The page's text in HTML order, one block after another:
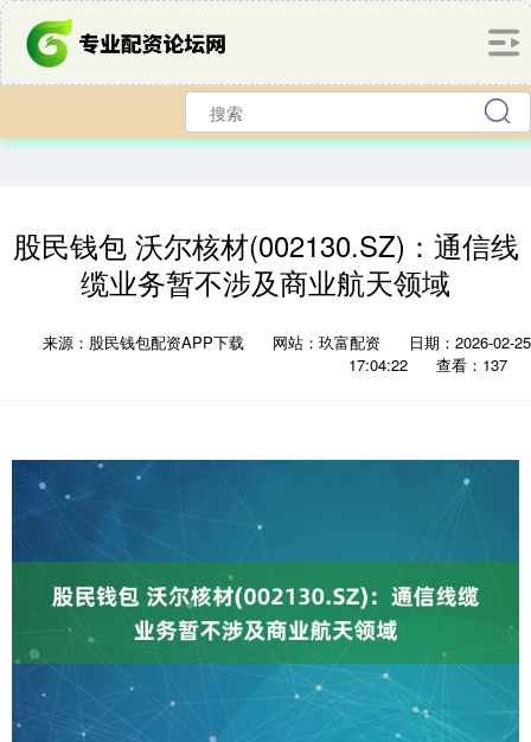
股民钱包 沃尔核材(002130.SZ)：通信线
缆业务暂不涉及商业航天领域
来源：股民钱包配资APP下载 网站：玖富配资
日期：2026-02-25
17:04:22
查看：137